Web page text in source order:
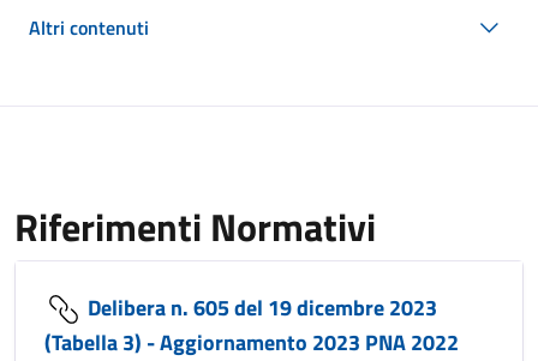
Altri contenuti
Riferimenti Normativi
Delibera n. 605 del 19 dicembre 2023
(Tabella 3) - Aggiornamento 2023 PNA 2022